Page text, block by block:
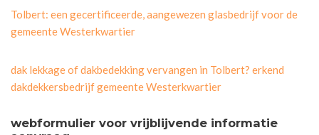
Tolbert: een gecertificeerde, aangewezen glasbedrijf voor de
gemeente Westerkwartier
dak lekkage of dakbedekking vervangen in Tolbert? erkend
dakdekkersbedrijf gemeente Westerkwartier
webformulier voor vrijblijvende informatie